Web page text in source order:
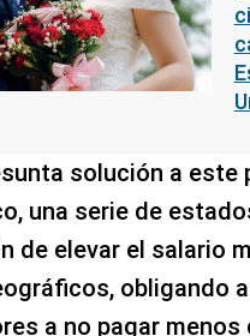
solución a este
una serie de
de elevar el salario
obligando
a no pagar